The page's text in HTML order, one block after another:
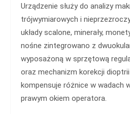
Urządzenie służy do analizy
trójwymiarowych i
układy scalone, minerały,
nośne zintegrowano z
wyposażoną w sprzętową
oraz mechanizm korekcji
kompensuje różnice w wadach
prawym okiem operatora.